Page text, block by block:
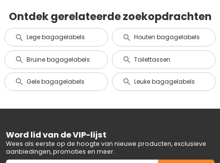
Ontdek gerelateerde zoekopdrachten
Lege bagagelabels Houten bagagelabels
Bruine bagagelabels Toilettassen
Gele bagagelabels Leuke bagagelabels
Word lid van de VIP-lijst
Wees als eerste op de hoogte van nieuwe producten, exclusieve
aanbiedingen, promoties en meer.